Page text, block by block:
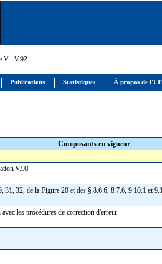
Publications Statistiques À propos de
V : V.92
Composants en vigueur
V.90
31, 32, de la Figure 20 et des § 8.6.6, 8.7.6, 9.10.1 et
les procédures de correction d'erreur